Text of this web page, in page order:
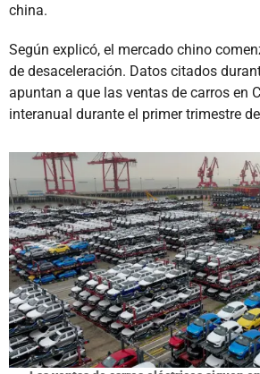
china.
Según explicó, el mercado chino
de desaceleración. Datos citados
apuntan a que las ventas de carros en
interanual durante el primer trimestre